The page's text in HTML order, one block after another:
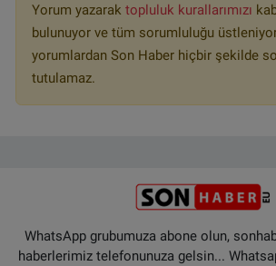
Yorum yazarak topluluk kurallarımızı
bulunuyor ve tüm sorumluluğu
yorumlardan Son Haber hiçbir şekilde
tutulamaz.
WhatsApp grubumuza abone olun,
haberlerimiz telefonunuza gelsin...